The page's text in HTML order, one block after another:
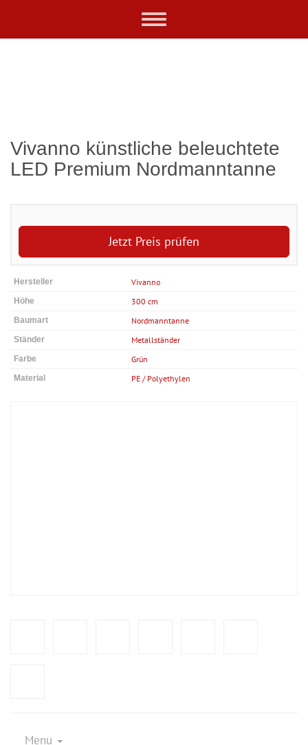
Toggle
Vivanno künstliche beleuchtete
LED Premium Nordmanntanne
Jetzt Preis prüfen
Hersteller Vivanno
Höhe 300 cm
Baumart Nordmanntanne
Ständer Metallständer
Farbe Grün
Material PE / Polyethylen
Menu